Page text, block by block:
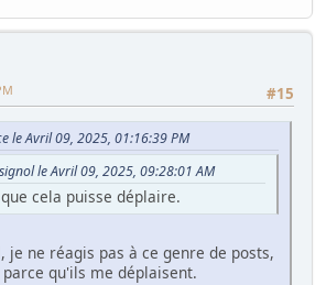
#15
le Avril 09, 2025, 01:16:39 PM
le Avril 09, 2025, 09:28:01 AM
cela puisse déplaire.
je ne réagis pas à ce genre de posts,
qu'ils me déplaisent.